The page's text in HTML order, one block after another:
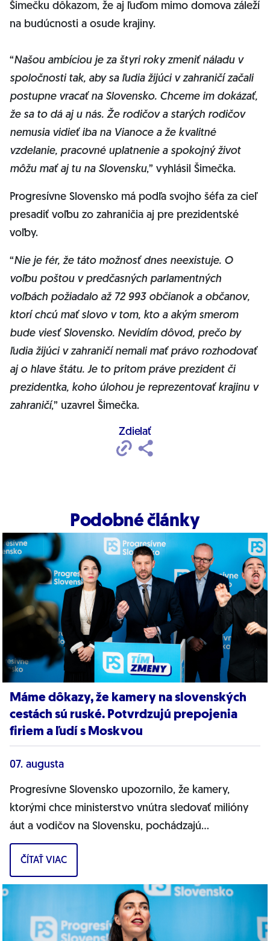
Šimečku dôkazom, že aj ľuďom mimo domova záleží
na budúcnosti a osude krajiny.
“Našou ambíciou je za štyri roky zmeniť náladu v
spoločnosti tak, aby sa ľudia žijúci v zahraničí začali
postupne vracať na Slovensko. Chceme im dokázať,
že sa to dá aj u nás. Že rodičov a starých rodičov
nemusia vidieť iba na Vianoce a že kvalitné
vzdelanie, pracovné uplatnenie a spokojný život
môžu mať aj tu na Slovensku,” vyhlásil Šimečka.
Progresívne Slovensko má podľa svojho šéfa za cieľ
presadiť voľbu zo zahraničia aj pre prezidentské
voľby.
“Nie je fér, že táto možnosť dnes neexistuje. O
voľbu poštou v predčasných parlamentných
voľbách požiadalo až 72 993 občianok a občanov,
ktorí chcú mať slovo v tom, kto a akým smerom
bude viesť Slovensko. Nevidím dôvod, prečo by
ľudia žijúci v zahraničí nemali mať právo rozhodovať
aj o hlave štátu. Je to pritom práve prezident či
prezidentka, koho úlohou je reprezentovať krajinu v
zahraničí,” uzavrel Šimečka.
Zdielať
Podobné články
Máme dôkazy, že kamery na slovenských
cestách sú ruské. Potvrdzujú prepojenia
firiem a ľudí s Moskvou
07. augusta
Progresívne Slovensko upozornilo, že kamery,
ktorými chce ministerstvo vnútra sledovať milióny
áut a vodičov na Slovensku, pochádzajú
pravdepodobne z Ruska. Dnes hnutie prinieslo
dôkazy,...
ČÍTAŤ VIAC